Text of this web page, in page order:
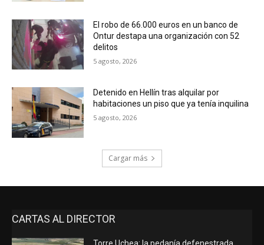
El robo de 66.000 euros en un banco de
Ontur destapa una organización con 52
delitos
5 agosto, 2026
Detenido en Hellín tras alquilar por
habitaciones un piso que ya tenía inquilina
5 agosto, 2026
Cargar más
CARTAS AL DIRECTOR